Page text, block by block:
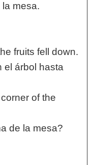
mesa.
fruits fell down.
el árbol hasta
of the
de la mesa?